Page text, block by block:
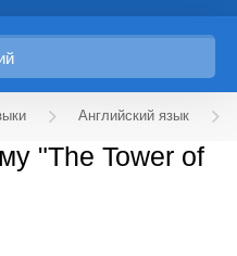
Английский язык
"The Tower of